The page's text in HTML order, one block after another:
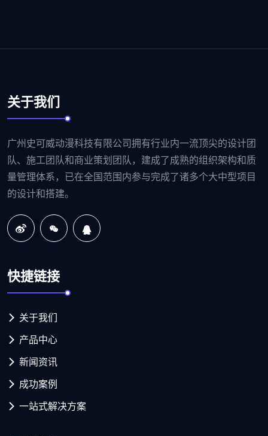
关于我们
广州史可威动漫科技有限公司拥有行业内一流顶尖的设计团
队、施工团队和商业策划团队，建成了成熟的组织架构和质
量管理体系，已在全国范围内参与完成了诸多个大中型项目
的设计和搭建。
快捷链接
关于我们
产品中心
新闻资讯
成功案例
一站式解决方案